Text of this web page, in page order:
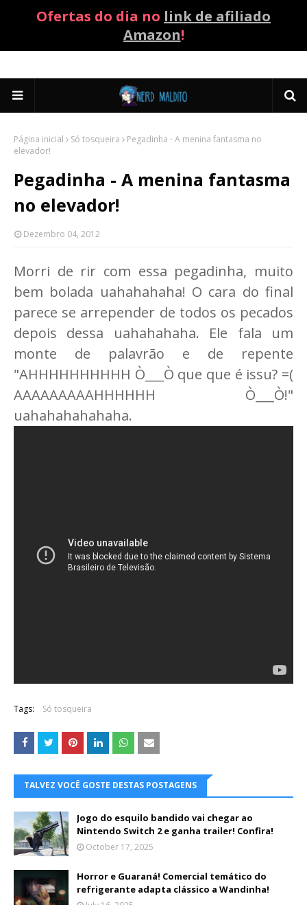
Ofertas do dia no link de afiliado
Amazon!
Página inicial Só tosqueira
Pegadinha - A menina fantasma no
elevador!
Pegadinha - A menina fantasma
no elevador!
Dezembro 04, 2012
Morri de rir com essa pegadinha, muito
bem bolada uahahahaha! O cara do final
parece se arrepender de todos os pecados
depois dessa uahahahaha. Ele fala um
monte de palavrão e de repente
"AHHHHHHHHHH Ò___Ò que que é issu? =(
AAAAAAAAAHHHHHH Ò___Ò!"
uahahahahahaha.
Tags: Só tosqueira
TALVEZ VOCÊ GOSTE DESTAS POSTAGENS
Jogo do esquilo bandido vai chegar ao
Nintendo Switch 2 e ganha trailer! Confira!
October 17, 2025
Horror e Guaraná! Comercial temático do
refrigerante adapta clássico a Wandinha!